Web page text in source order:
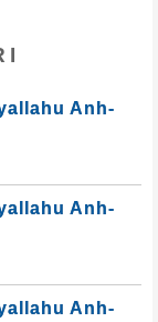
Anh-
Anh-
Anh-